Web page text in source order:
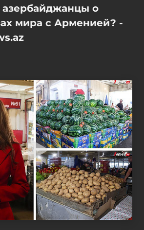
о
мира с Арменией? -